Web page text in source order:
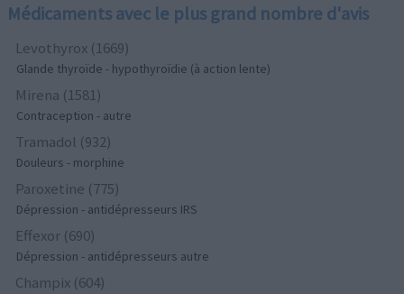
Médicaments avec le plus grand nombre d'avis
Levothyrox (1669)
Glande thyroïde - hypothyroïdie (à action lente)
Mirena (1581)
Contraception - autre
Tramadol (932)
Douleurs - morphine
Paroxetine (775)
Dépression - antidépresseurs IRS
Effexor (690)
Dépression - antidépresseurs autre
Champix (604)